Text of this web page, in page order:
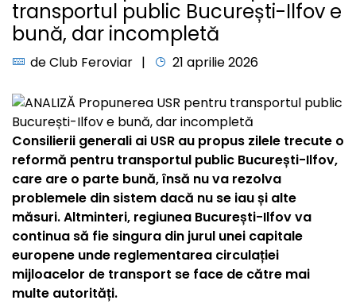
transportul public București-Ilfov e
bună, dar incompletă
deClub Feroviar 21 aprilie 2026
Consilierii generali ai USR au propus zilele trecute o
reformă pentru transportul public București-Ilfov,
care are o parte bună, însă nu va rezolva
problemele din sistem dacă nu se iau și alte
măsuri. Altminteri, regiunea București-Ilfov va
continua să fie singura din jurul unei capitale
europene unde reglementarea circulației
mijloacelor de transport se face de către mai
multe autorități.